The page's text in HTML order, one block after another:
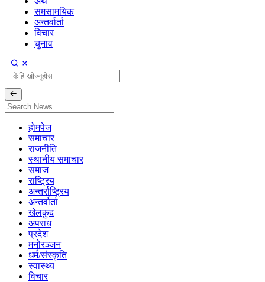
समसामयिक
अन्तर्वार्ता
विचार
चुनाव
होमपेज
समाचार
राजनीति
स्थानीय समाचार
समाज
राष्ट्रिय
अन्तर्राष्ट्रिय
अन्तर्वार्ता
खेलकुद
अपराध
प्रदेश
मनोरञ्जन
धर्म/संस्कृति
स्वास्थ्य
विचार